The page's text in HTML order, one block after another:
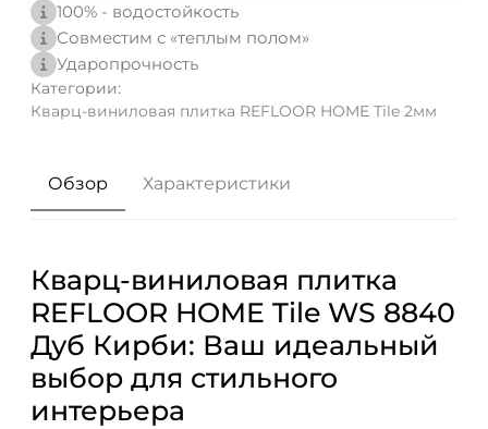
100% - водостойкость
Совместим с «теплым полом»
Ударопрочность
Категории:
Кварц-виниловая плитка REFLOOR HOME Tile 2мм
Обзор Характеристики
Кварц-виниловая плитка
REFLOOR HOME Tile WS 8840
Дуб Кирби: Ваш идеальный
выбор для стильного
интерьера